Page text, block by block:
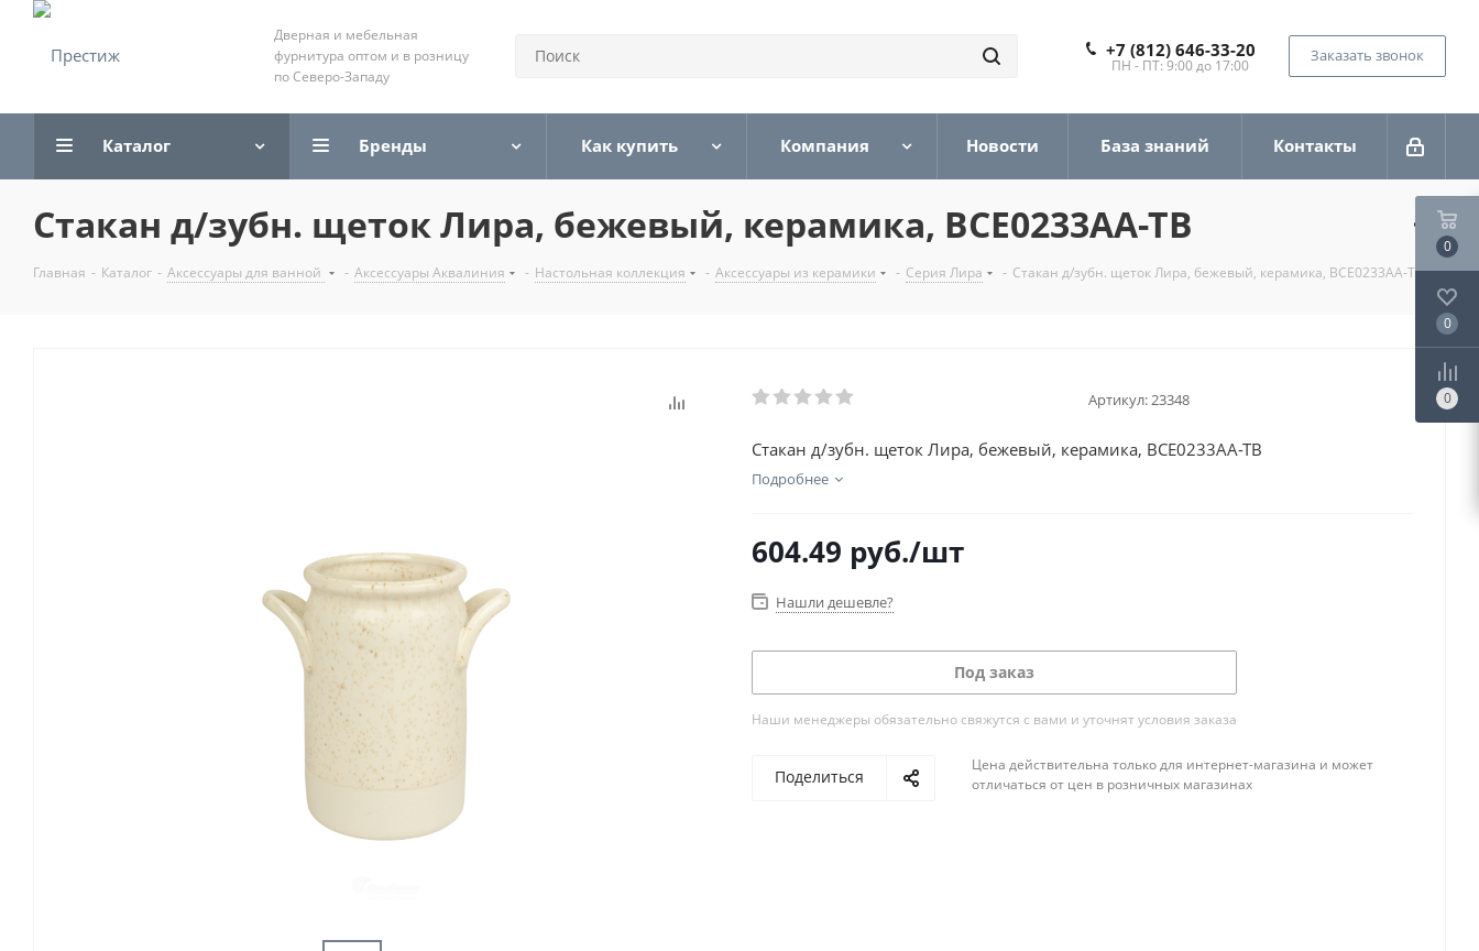
Дверная и мебельная
фурнитура оптом и в розницу
по Северо-Западу
+7 (812) 646-33-20
ПН - ПТ: 9:00 до 17:00
Заказать звонок
Каталог Бренды Как купить Компания Новости База знаний Контакты
Стакан д/зубн. щеток Лира, бежевый, керамика, BCE0233AA-TB
Главная - Каталог - Аксессуары для ванной - Аксессуары Аквалиния - Настольная коллекция - Аксессуары из керамики - Серия Лира - Стакан д/зубн. щеток Лира, бежевый, керамика, BCE0233AA-TB
Артикул: 23348
Стакан д/зубн. щеток Лира, бежевый, керамика, BCE0233AA-TB
Подробнее
604.49 руб./шт
Нашли дешевле?
Под заказ
Наши менеджеры обязательно свяжутся с вами и уточнят условия заказа
Поделиться
Цена действительна только для интернет-магазина и может
отличаться от цен в розничных магазинах
0
0
0